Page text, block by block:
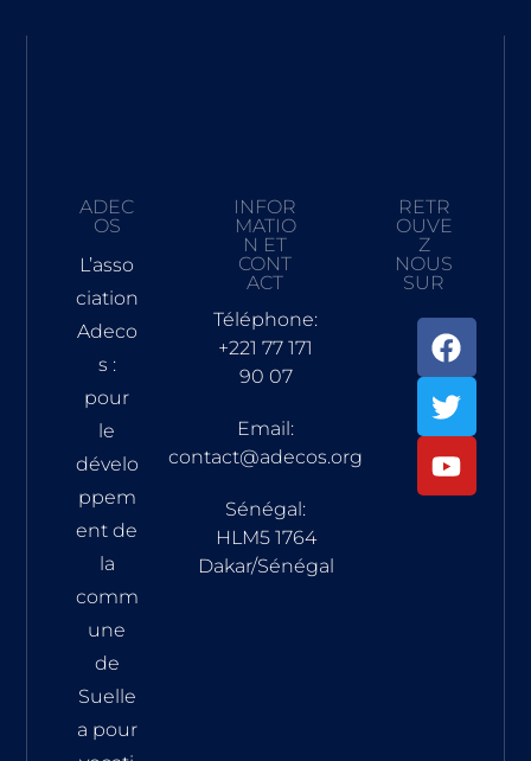
ADEC
OS
L’asso
ciation
Adeco
s :
pour
le
dévelo
ppem
ent de
la
comm
une
de
Suelle
a pour
INFOR
MATIO
N ET
CONT
ACT
Téléphone:
+221 77 171
90 07
Email:
contact@adecos.org
Sénégal:
HLM5 1764
Dakar/Sénégal
RETR
OUVE
Z
NOUS
SUR